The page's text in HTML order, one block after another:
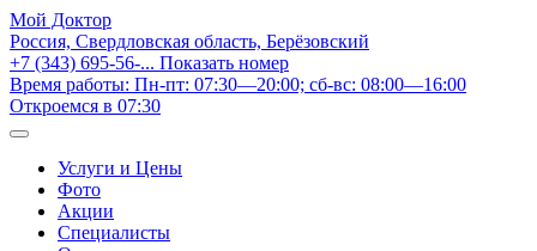
Мой Доктор
Россия, Свердловская область, Берёзовский
+7 (343) 695-56-... Показать номер
Время работы: Пн-пт: 07:30—20:00; сб-вс: 08:00—16:00
Откроемся в 07:30
Услуги и Цены
Фото
Акции
Специалисты